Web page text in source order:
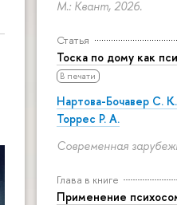
М.: Квант, 2026.
Статья
Тоска по дому как
В печати
Нартова-Бочавер С. К.
Торрес Р. А.
Современная
Глава в книге
Применение